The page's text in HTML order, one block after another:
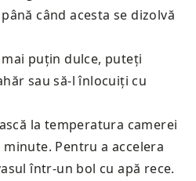
când acesta se dizolvă
puțin dulce, puteți
sau să-l înlocuiți cu
la temperatura camerei
Pentru a accelera
într-un bol cu apă rece.